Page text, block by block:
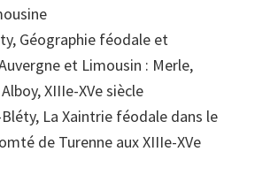
Géographie féodale et
et Limousin : Merle,
XIIIe-XVe siècle
La Xaintrie féodale dans le
de Turenne aux XIIIe-XVe